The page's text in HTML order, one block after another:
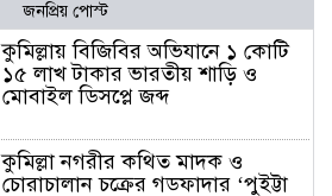
জনপ্রিয় পোস্ট
কুমিল্লায় বিজিবির অভিযানে ১ কোটি
১৫ লাখ টাকার ভারতীয় শাড়ি ও
মোবাইল ডিসপ্লে জব্দ
কুমিল্লা নগরীর কথিত মাদক ও
চোরাচালান চক্রের গডফাদার ‘পুইট্টা